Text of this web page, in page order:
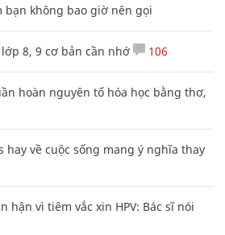
bạn không bao giờ nên gọi
8, 9 cơ bản cần nhớ 106
hoàn nguyên tố hóa học bằng thơ,
về cuộc sống mang ý nghĩa thay
hận vì tiêm vắc xin HPV: Bác sĩ nói